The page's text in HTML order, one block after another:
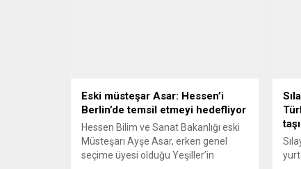
Eski müsteşar Asar: Hessen’i
Berlin’de temsil etmeyi hedefliyor
Hessen Bilim ve Sanat Bakanlığı eski
Müsteşarı Ayşe Asar, erken genel
seçime üyesi olduğu Yeşiller’in